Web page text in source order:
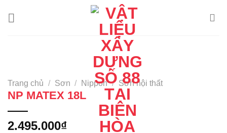
Trang chủ / Sơn / Nippon / Sơn nội thất
NP MATEX 18L
2.495.000₫